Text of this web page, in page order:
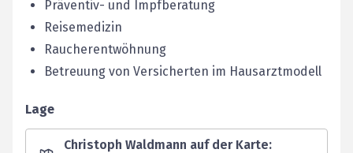
Präventiv- und Impfberatung
Reisemedizin
Raucherentwöhnung
Betreuung von Versicherten im Hausarztmodell
Lage
Christoph Waldmann auf der Karte: